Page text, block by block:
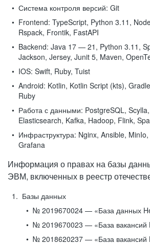
Система контроля версий: Git
Frontend: TypeScript, Python 3.11,
Rspack, Frontik, FastAPI
Backend: Java 17 — 21, Python 3.11,
Jackson, Jersey, Junit 5, Maven,
IOS: Swift, Ruby, Tuist
Android: Kotlin, Kotlin Script (kts),
Ruby
Работа с данными: PostgreSQL,
Elasticsearch, Kafka, Hadoop, Flink,
Инфраструктура: Nginx, Ansible,
Grafana
Информация о правах на базы
ЭВМ, включенных в реестр
Базы данных
№ 2019670024 — «База данных
№ 2019670023 — «База вакансий
№ 2018620237 — «База вакансий